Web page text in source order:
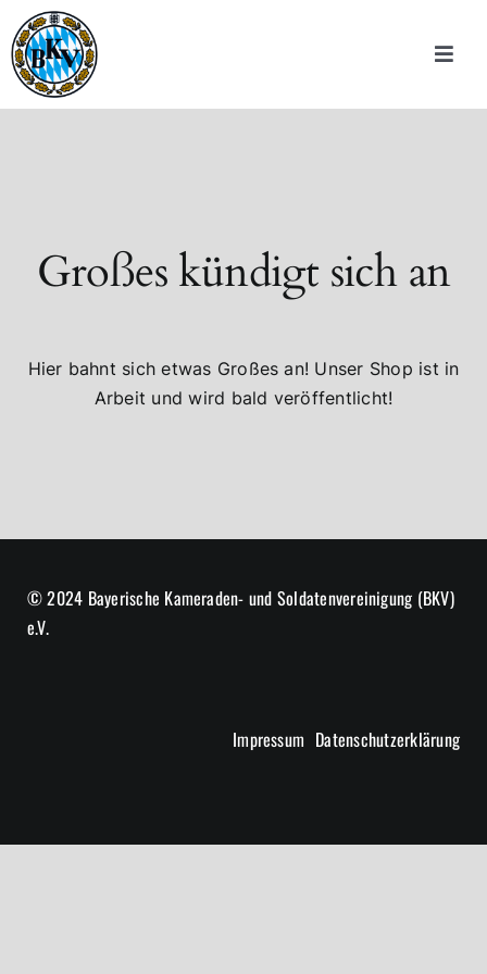
Inhalt
springen
Toggle
Wir über uns
Sportschützen
Downloads
Großes kündigt sich an
Hier bahnt sich etwas Großes an! Unser Shop ist in
Arbeit und wird bald veröffentlicht!
© 2024 Bayerische Kameraden- und Soldatenvereinigung (BKV)
e.V.
Impressum Datenschutzerklärung